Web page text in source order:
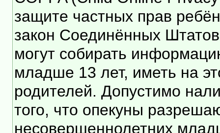
защите частных прав
закон Соединённых
могут собирать
младше 13 лет, иметь на
родителей. Допустимо
того, что опекуны
несовершеннолетних